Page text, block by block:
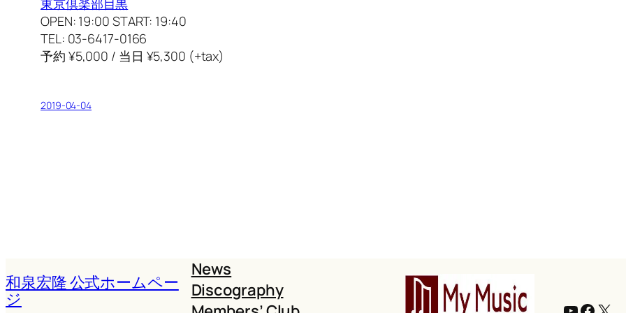
OPEN: 19:00 START: 19:40
TEL: 03-6417-0166
予約 ¥5,000 / 当日 ¥5,300 (+tax)
2019-04-04
和泉宏隆 公式ホームペー
ジ
News
Discography